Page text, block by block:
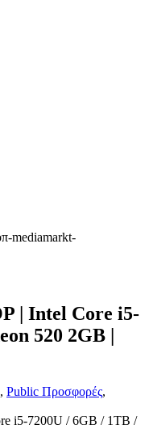
| Intel Core i5-
520 2GB |
, Public Προσφορές,